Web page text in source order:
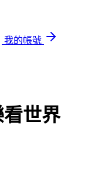
我的帳號
世界